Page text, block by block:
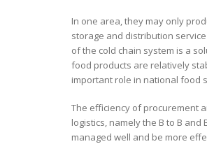
In one area, they may only
storage and distribution
of the cold chain system is a
food products are relatively
important role in national food
The efficiency of procurement
logistics, namely the B to B
managed well and be more